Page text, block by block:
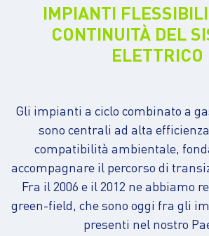
IMPIANTI
CONTINUITÀ DEL
ELETTRICO
Gli impianti a ciclo combinato a
sono centrali ad alta
compatibilità ambientale,
accompagnare il percorso di
Fra il 2006 e il 2012 ne abbiamo
green-field, che sono oggi fra gli
presenti nel nostro